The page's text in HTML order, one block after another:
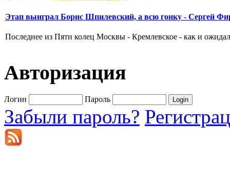
Этап выиграл Борис Шпилевский, а всю гонку - Сергей
Последнее из Пяти колец Москвы - Кремлевское - как и
Авторизация
Логин Пароль
Забыли пароль?